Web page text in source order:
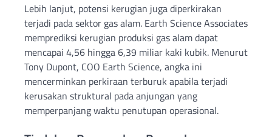
Lebih lanjut, potensi kerugian juga diperkirakan
terjadi pada sektor gas alam. Earth Science Associates
memprediksi kerugian produksi gas alam dapat
mencapai 4,56 hingga 6,39 miliar kaki kubik. Menurut
Tony Dupont, COO Earth Science, angka ini
mencerminkan perkiraan terburuk apabila terjadi
kerusakan struktural pada anjungan yang
memperpanjang waktu penutupan operasional.